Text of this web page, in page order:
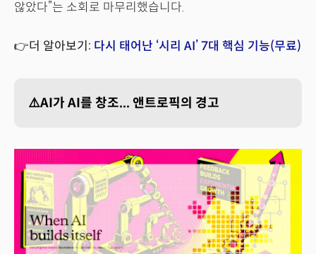
않았다”는 소회로 마무리했습니다.
👉더 알아보기: 다시 태어난 ‘시리 AI’ 7대 핵심 기능(무료)
⚠️AI가 AI를 창조... 앤트로픽의 경고